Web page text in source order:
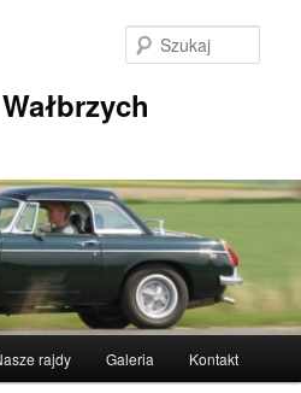
rajdy Galeria Kontakt